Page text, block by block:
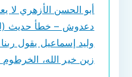
أبو الحسن الأزهري لا
دعدوش – خطأ حديث
وليد إسماعيل يقول
زين خير الله،